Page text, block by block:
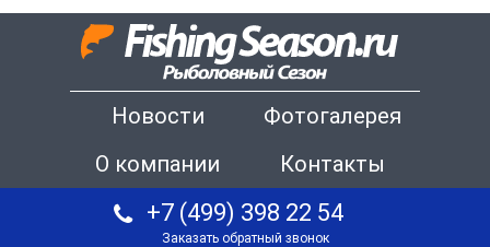
Новости
Фотогалерея
О компании
Контакты
+7 (499) 398 22 54
Заказать обратный звонок